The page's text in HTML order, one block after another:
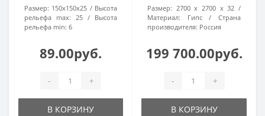
Размер: 150x150x25
Высота
рельефа max: 25
Высота
рельефа min: 6
89.00руб.
- +
В КОРЗИНУ
Размер: 2700 х 2700 х 32
Материал:
Гипс
Страна
производителя: Россия
199 700.00руб.
- +
В КОРЗИНУ